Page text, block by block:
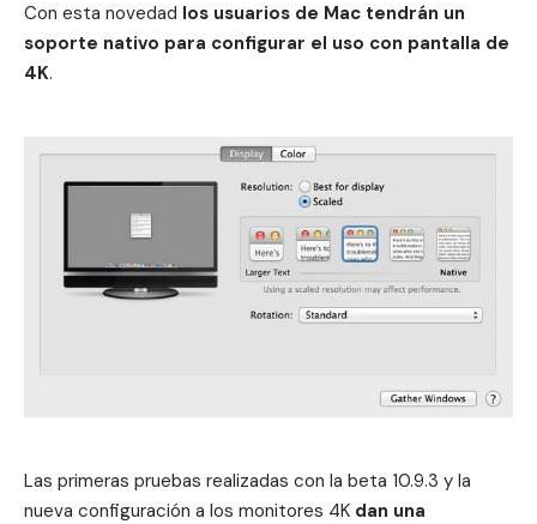
Con esta novedad los usuarios de Mac tendrán un
soporte nativo para configurar el uso con pantalla de
4K.
Las primeras pruebas realizadas con la beta 10.9.3 y la
nueva configuración a los monitores 4K dan una